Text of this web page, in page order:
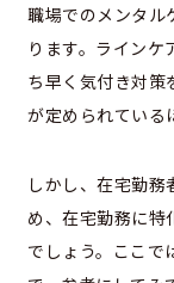
職場でのメンタル
ります。ライン
ち早く気付き対策
が定められている
しかし、在宅勤
め、在宅勤務に特
でしょう。ここで